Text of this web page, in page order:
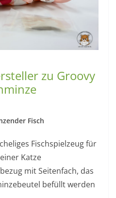
zu Groovy
Fisch
Fischspielzeug für
Katze
mit Seitenfach, das
befüllt werden